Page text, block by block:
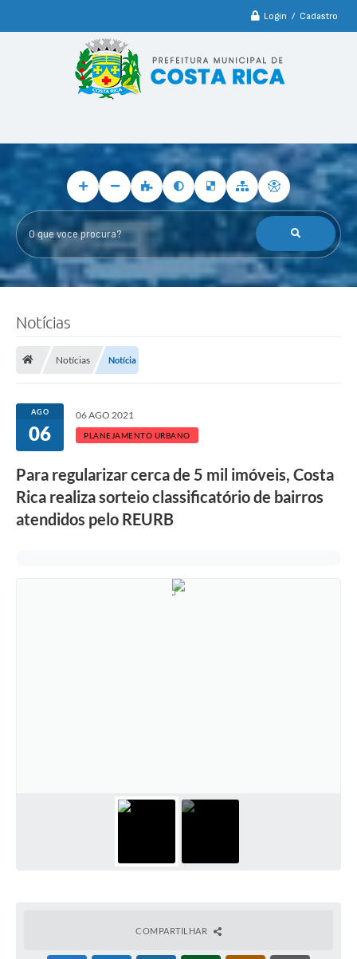
Login / Cadastro
O que voce procura?
Notícias
Notícias Notícia
AGO
06
06 AGO 2021
PLANEJAMENTO URBANO
Para regularizar cerca de 5 mil imóveis, Costa
Rica realiza sorteio classificatório de bairros
atendidos pelo REURB
COMPARTILHAR